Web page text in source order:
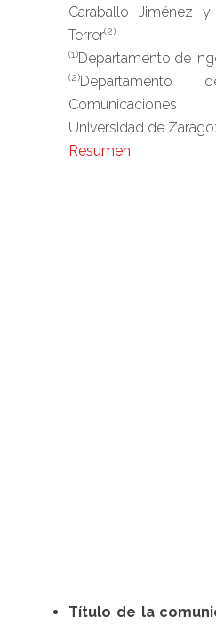
Caraballo Jiménez
Terrer(2)
(1)Departamento de
(2)
Comunicaciones
Universidad de
Resumen
Título de la